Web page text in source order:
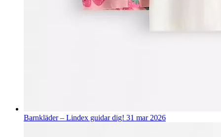
Barnkläder – Lindex guidar dig! 31 mar 2026